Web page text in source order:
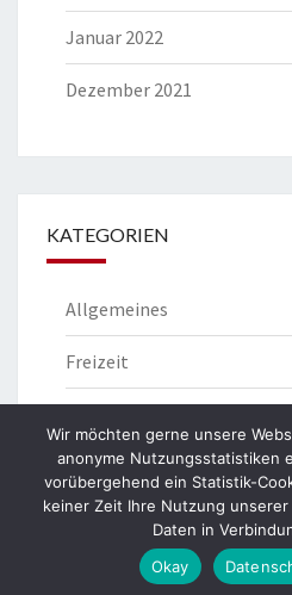
Januar 2022
Dezember 2021
KATEGORIEN
Allgemeines
Freizeit
Stolz präsentiert von
Wir möchten gerne unsere
anonyme Nutzungsstatistiken
vorübergehend ein Statistik-
keiner Zeit Ihre Nutzung
Daten in
Okay